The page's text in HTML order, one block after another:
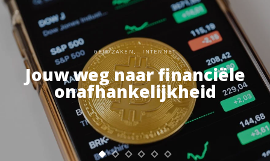
GELDZAKEN INTERNET
Jouw weg naar financiële
onafhankelijkheid